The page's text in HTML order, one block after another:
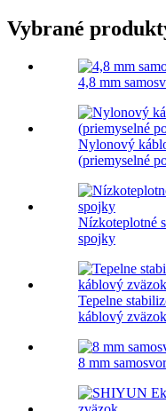
Vybrané
4,8 mm
Nylonový
(priemyselné
Nízkoteplotné
spojky
Tepelne
káblový zväzok
8 mm